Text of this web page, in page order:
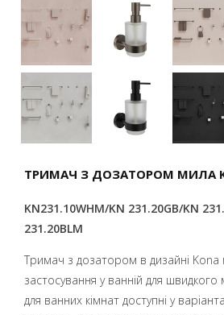
ТРИМАЧ З ДОЗАТОРОМ МИЛА
KN231.10WHM/KN 231.20GB/KN
231.20BLM
Тримач з дозатором в дизайні Kona
застосування у ванній для швидкого
для ванних кімнат доступні у